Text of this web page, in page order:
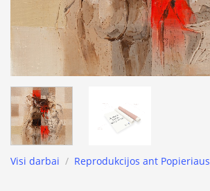
Visi darbai / Reprodukcijos ant Popieriaus